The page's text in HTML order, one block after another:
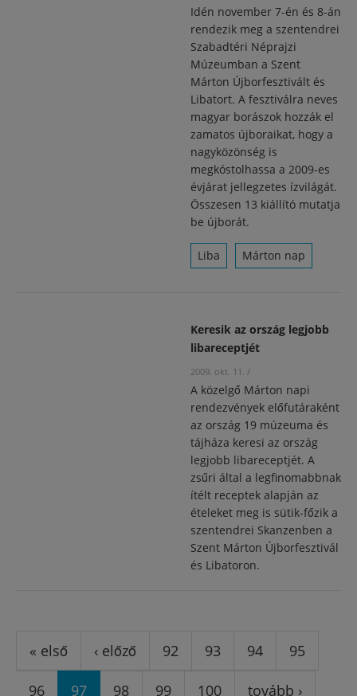
Idén november 7-én és 8-án
rendezik meg a szentendrei
Szabadtéri Néprajzi
Múzeumban a Szent
Márton Újborfesztivált és
Libatort. A fesztiválra neves
magyar borászok hozzák el
zamatos újboraikat, hogy a
nagyközönség is
megkóstolhassa a 2009-es
évjárat jellegzetes ízvilágát.
Összesen 13 kiállító mutatja
be újborát.
Liba Márton nap
Keresik az ország legjobb
libareceptjét
2009. okt. 11. /
A közelgő Márton napi
rendezvények előfutáraként
az ország 19 múzeuma és
tájháza keresi az ország
legjobb libareceptjét. A
zsűri által a legfinomabbnak
ítélt receptek alapján az
ételeket meg is sütik-főzik a
szentendrei Skanzenben a
Szent Márton Újborfesztivál
és Libatoron.
« első ‹ előző 92 93 94 95
96 97 98 99 100 tovább ›